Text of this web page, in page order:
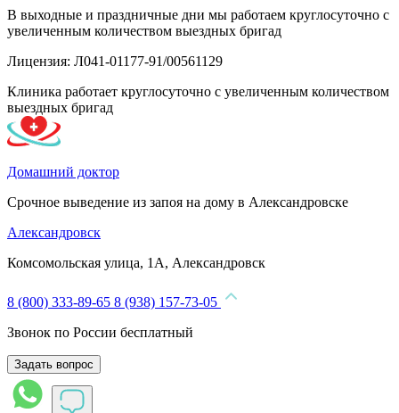
В выходные и праздничные дни мы работаем круглосуточно с
увеличенным количеством выездных бригад
Лицензия: Л041-01177-91/00561129
Клиника работает круглосуточно с увеличенным количеством
выездных бригад
Домашний доктор
Срочное выведение из запоя на дому в Александровске
Александровск
Комсомольская улица, 1А, Александровск
8 (800) 333-89-65 8 (938) 157-73-05
Звонок по России бесплатный
Задать вопрос